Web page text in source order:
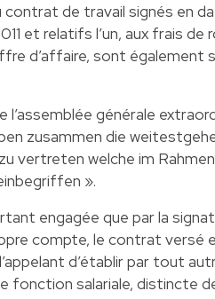
contrat de travail signés en
et relatifs l’un, aux frais
d’affaire, sont également
l’assemblée générale
zusammen die
vertreten welche im
».
engagée que par la
compte, le contrat versé
d’établir par tout
fonction salariale, distincte